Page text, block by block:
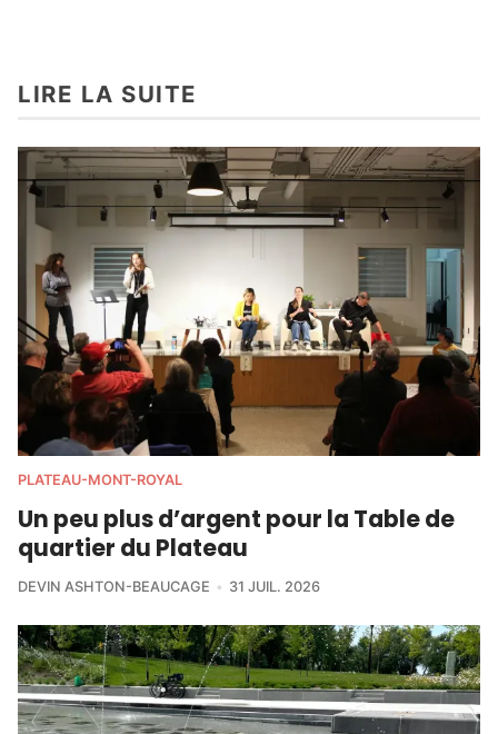
LIRE LA SUITE
PLATEAU-MONT-ROYAL
Un peu plus d’argent pour la Table de
quartier du Plateau
DEVIN ASHTON-BEAUCAGE 31 JUIL. 2026